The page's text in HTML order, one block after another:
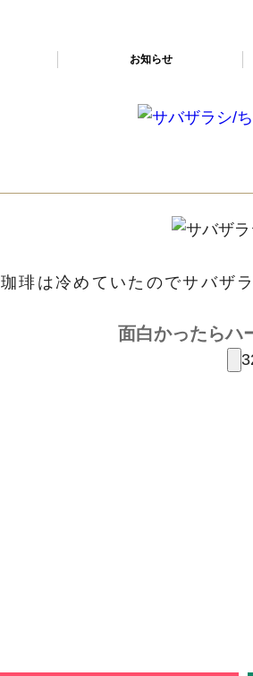
お知らせ
珈琲は冷めていたのでサバザ
面白かったらハ